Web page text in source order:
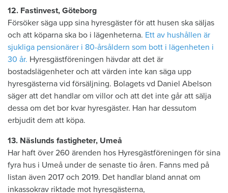
12. Fastinvest, Göteborg
Försöker säga upp sina hyresgäster för att husen ska säljas
och att köparna ska bo i lägenheterna. Ett av hushållen är
sjukliga pensionärer i 80-årsåldern som bott i lägenheten i
30 år. Hyresgästföreningen hävdar att det är
bostadslägenheter och att värden inte kan säga upp
hyresgästerna vid försäljning. Bolagets vd Daniel Abelson
säger att det handlar om villor och att det inte går att sälja
dessa om det bor kvar hyresgäster. Han har dessutom
erbjudit dem att köpa.
13. Näslunds fastigheter, Umeå
Har haft över 260 ärenden hos Hyresgästföreningen för sina
fyra hus i Umeå under de senaste tio åren. Fanns med på
listan även 2017 och 2019. Det handlar bland annat om
inkassokrav riktade mot hyresgästerna,